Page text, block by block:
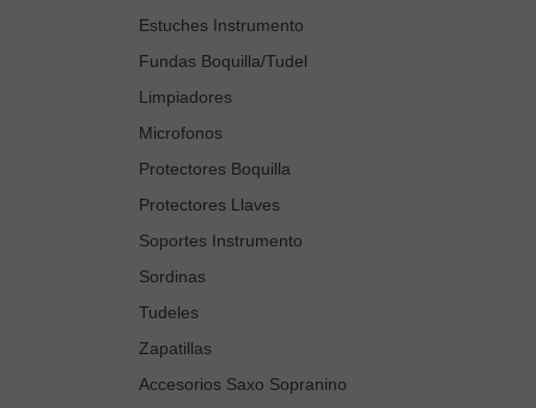
Estuches Instrumento
Fundas Boquilla/Tudel
Limpiadores
Microfonos
Protectores Boquilla
Protectores Llaves
Soportes Instrumento
Sordinas
Tudeles
Zapatillas
Accesorios Saxo Sopranino